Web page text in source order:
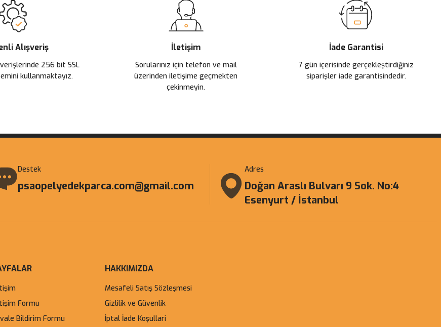
Alışveriş
256 bit SSL
kullanmaktayız.
İletişim
Sorularınız için telefon ve mail
üzerinden iletişime geçmekten
çekinmeyin.
İade Garantisi
7 gün içerisinde gerçekleştirdiğiniz
siparişler iade garantisindedir.
Destek
psaopelyedekparca.com@gmail.com
Adres
Doğan Araslı Bulvarı 9 Sok. No:4
Esenyurt / İstanbul
Formu
Bildirim Formu
HAKKIMIZDA
Mesafeli Satış Sözleşmesi
Gizlilik ve Güvenlik
İptal İade Koşullari